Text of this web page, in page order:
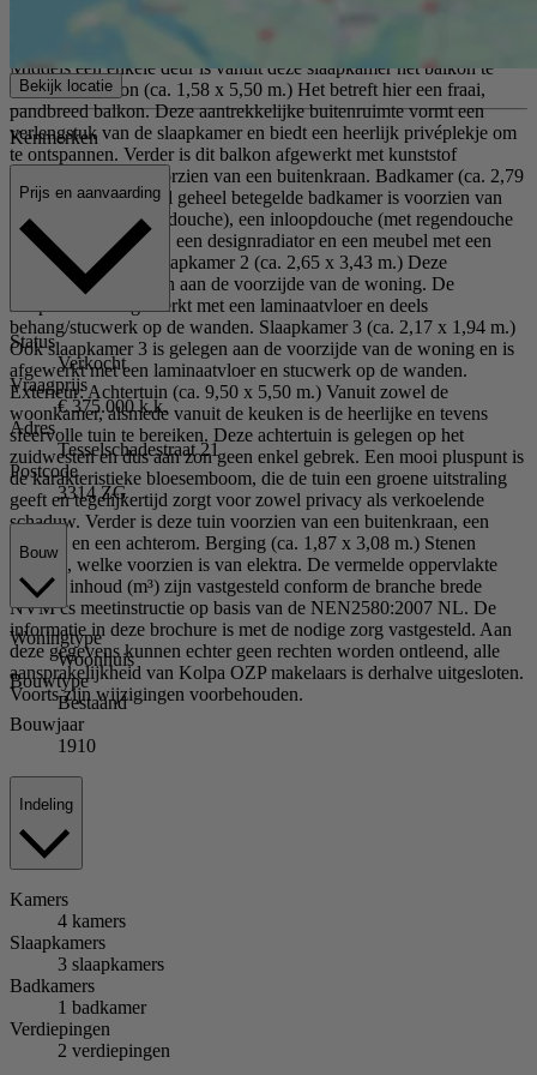
zich aan de achterzijde van de woning. De slaapkamer is afgewerkt
met een laminaatvloer en deels behang/stucwerk op de wanden.
Middels een enkele deur is vanuit deze slaapkamer het balkon te
bereiken. Balkon (ca. 1,58 x 5,50 m.) Het betreft hier een fraai,
pandbreed balkon. Deze aantrekkelijke buitenruimte vormt een
verlengstuk van de slaapkamer en biedt een heerlijk privéplekje om
te ontspannen. Verder is dit balkon afgewerkt met kunststof
terrasvlonders en voorzien van een buitenkraan. Badkamer (ca. 2,79
x 2,41 m.) De vrijwel geheel betegelde badkamer is voorzien van
een ligbad (met handdouche), een inloopdouche (met regendouche
en thermostaatkraan), een designradiator en een meubel met een
dubbele wastafel. Slaapkamer 2 (ca. 2,65 x 3,43 m.) Deze
slaapkamer is gelegen aan de voorzijde van de woning. De
slaapkamer is afgewerkt met een laminaatvloer en deels
behang/stucwerk op de wanden. Slaapkamer 3 (ca. 2,17 x 1,94 m.)
Ook slaapkamer 3 is gelegen aan de voorzijde van de woning en is
afgewerkt met een laminaatvloer en stucwerk op de wanden.
Exterieur: Achtertuin (ca. 9,50 x 5,50 m.) Vanuit zowel de
woonkamer, alsmede vanuit de keuken is de heerlijke en tevens
sfeervolle tuin te bereiken. Deze achtertuin is gelegen op het
zuidwesten en dus aan zon geen enkel gebrek. Een mooi pluspunt is
de karakteristieke bloesemboom, die de tuin een groene uitstraling
geeft en tegelijkertijd zorgt voor zowel privacy als verkoelende
schaduw. Verder is deze tuin voorzien van een buitenkraan, een
berging en een achterom. Berging (ca. 1,87 x 3,08 m.) Stenen
berging, welke voorzien is van elektra. De vermelde oppervlakte
(m²) en inhoud (m³) zijn vastgesteld conform de branche brede
NVM cs meetinstructie op basis van de NEN2580:2007 NL. De
informatie in deze brochure is met de nodige zorg vastgesteld. Aan
deze gegevens kunnen echter geen rechten worden ontleend, alle
aansprakelijkheid van Kolpa OZP makelaars is derhalve uitgesloten.
Voorts zijn wijzigingen voorbehouden.
Bekijk locatie
Kenmerken
Prijs en aanvaarding
Status
Verkocht
Vraagprijs
€ 375.000 k.k.
Adres
Tesselschadestraat 21
Postcode
3314 ZG
Bouw
Woningtype
Woonhuis
Bouwtype
Bestaand
Bouwjaar
1910
Indeling
Kamers
4 kamers
Slaapkamers
3 slaapkamers
Badkamers
1 badkamer
Verdiepingen
2 verdiepingen